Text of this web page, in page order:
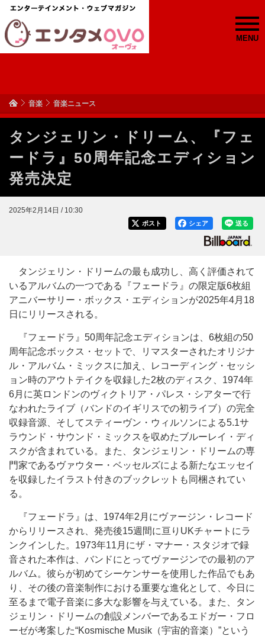
MENU
音楽 音楽ニュース
タンジェリン・ドリーム、『フェ
ードラ』50周年記念エディション
発売決定
2025年2月14日 / 10:30
送る
シェア
ポスト
タンジェリン・ドリームの最も成功し、高く評価されて
いるアルバムの一つである『フェードラ』の限定版6枚組
アニバーサリー・ボックス・エディションが2025年4月18
日にリリースされる。
『フェードラ』50周年記念エディションは、6枚組の50
周年記念ボックス・セットで、リマスターされたオリジナ
ル・アルバム・ミックスに加え、レコーディング・セッシ
ョン時のアウトテイクを収録した2枚のディスク、1974年
6月に英ロンドンのヴィクトリア・パレス・シアターで行
なわれたライブ（バンドのイギリスでの初ライブ）の完全
収録音源、そしてスティーヴン・ウィルソンによる5.1サ
ラウンド・サウンド・ミックスを収めたブルーレイ・ディ
スクが含まれている。また、タンジェリン・ドリームの専
門家であるヴァウター・ベッセルズによる新たなエッセイ
を収録したイラスト付きのブックレットも同梱されてい
る。
『フェードラ』は、1974年2月にヴァージン・レコード
からリリースされ、発売後15週間に亘りUKチャートにラ
ンクインした。1973年11月にザ・マナー・スタジオで録
音された本作は、バンドにとってヴァージンでの最初のア
ルバム。彼らが初めてシーケンサーを使用した作品でもあ
り、その後の音楽制作における重要な進化として、今日に
至るまで電子音楽に多大な影響を与えている。また、タン
ジェリン・ドリームの創設メンバーであるエドガー・フロ
ーゼが考案した“Kosmische Musik（宇宙的音楽）”という